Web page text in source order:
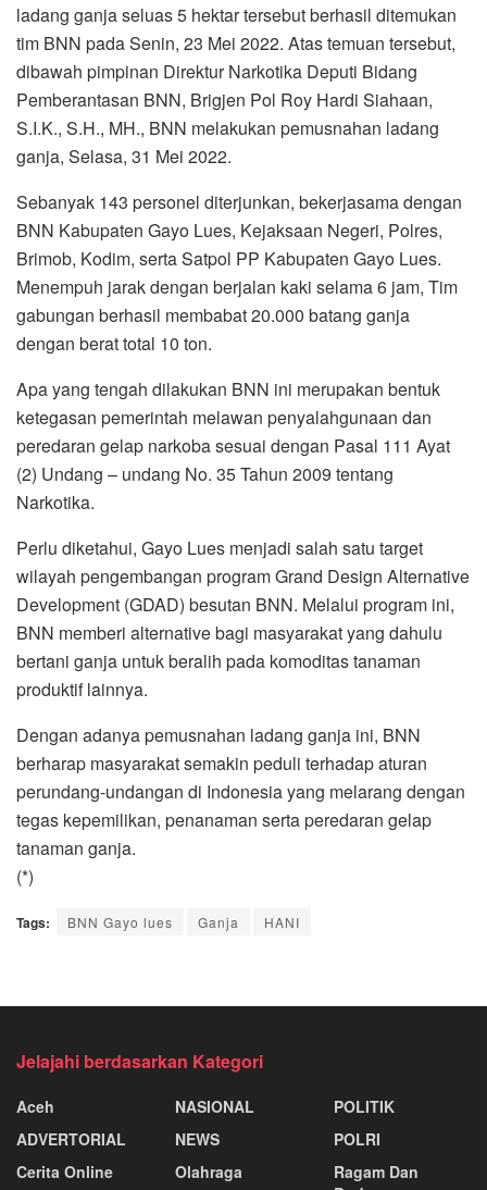
ladang ganja seluas 5 hektar tersebut berhasil ditemukan
tim BNN pada Senin, 23 Mei 2022. Atas temuan tersebut,
dibawah pimpinan Direktur Narkotika Deputi Bidang
Pemberantasan BNN, Brigjen Pol Roy Hardi Siahaan,
S.I.K., S.H., MH., BNN melakukan pemusnahan ladang
ganja, Selasa, 31 Mei 2022.
Sebanyak 143 personel diterjunkan, bekerjasama dengan
BNN Kabupaten Gayo Lues, Kejaksaan Negeri, Polres,
Brimob, Kodim, serta Satpol PP Kabupaten Gayo Lues.
Menempuh jarak dengan berjalan kaki selama 6 jam, Tim
gabungan berhasil membabat 20.000 batang ganja
dengan berat total 10 ton.
Apa yang tengah dilakukan BNN ini merupakan bentuk
ketegasan pemerintah melawan penyalahgunaan dan
peredaran gelap narkoba sesuai dengan Pasal 111 Ayat
(2) Undang – undang No. 35 Tahun 2009 tentang
Narkotika.
Perlu diketahui, Gayo Lues menjadi salah satu target
wilayah pengembangan program Grand Design Alternative
Development (GDAD) besutan BNN. Melalui program ini,
BNN memberi alternative bagi masyarakat yang dahulu
bertani ganja untuk beralih pada komoditas tanaman
produktif lainnya.
Dengan adanya pemusnahan ladang ganja ini, BNN
berharap masyarakat semakin peduli terhadap aturan
perundang-undangan di Indonesia yang melarang dengan
tegas kepemilikan, penanaman serta peredaran gelap
tanaman ganja.
(*)
Tags: BNN Gayo lues Ganja HANI
Jelajahi berdasarkan Kategori
Aceh
ADVERTORIAL
Cerita Online
NASIONAL
NEWS
Olahraga
POLITIK
POLRI
Ragam Dan